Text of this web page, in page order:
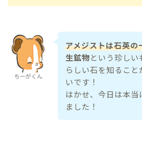
ちーがくん
アメジストは石英の
生鉱物という珍し
らしい石を知るこ
いです！
はかせ、今日は本
ました！